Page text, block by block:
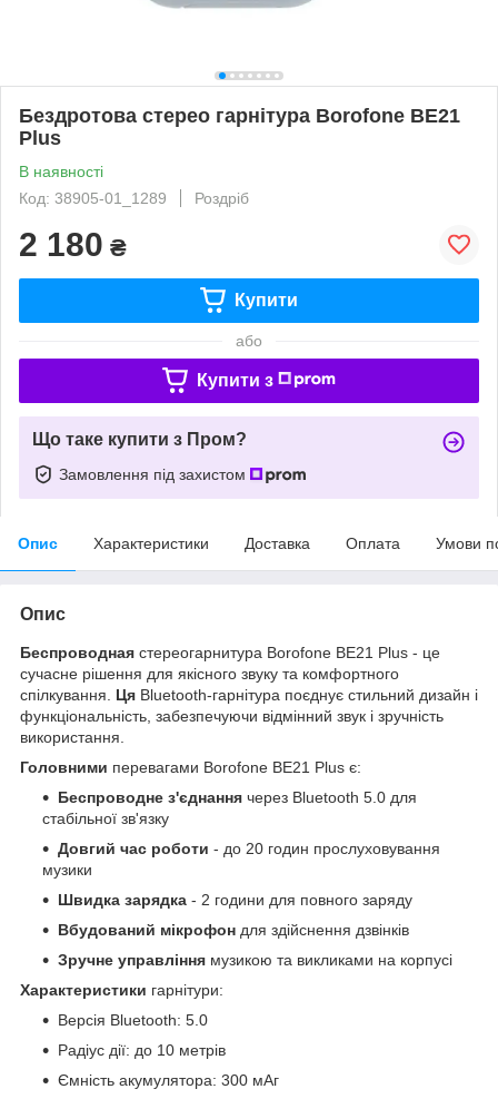
Бездротова стерео гарнітура Borofone BE21
Plus
В наявності
Код: 38905-01_1289
Роздріб
2 180 ₴
Купити
або
Купити з
Що таке купити з Пром?
Замовлення під захистом
Опис Характеристики Доставка Оплата Умови
Опис
Беспроводная стереогарнитура Borofone BE21 Plus - це
сучасне рішення для якісного звуку та комфортного
спілкування. Ця Bluetooth-гарнітура поєднує стильний дизайн і
функціональність, забезпечуючи відмінний звук і зручність
використання.
Головними перевагами Borofone BE21 Plus є:
Беспроводне з'єднання через Bluetooth 5.0 для
стабільної зв'язку
Довгий час роботи - до 20 годин прослуховування
музики
Швидка зарядка - 2 години для повного заряду
Вбудований мікрофон для здійснення дзвінків
Зручне управління музикою та викликами на корпусі
Характеристики гарнітури:
Версія Bluetooth: 5.0
Радіус дії: до 10 метрів
Ємність акумулятора: 300 мАг